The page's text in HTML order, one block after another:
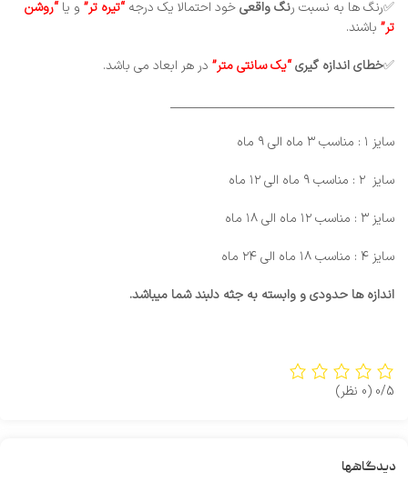
✅رنگ ها به نسبت رنگ واقعیخود احتمالا یک درجه“تیره تر” و یا“روشن
تر” باشند.
✅خطایاندازه گیری“یک سانتی متر” در هر ابعاد می باشد.
_________________________________________
سایز ۱ : مناسب ۳ ماه الی ۹ ماه
سایز ۲ : مناسب ۹ ماه الی ۱۲ ماه
سایز ۳ : مناسب ۱۲ ماه الی ۱۸ ماه
سایز ۴ : مناسب ۱۸ ماه الی ۲۴ ماه
اندازه ها حدودی و وابسته به جثه دلبند شما میباشد.
0/5 (0 نظر)
دیدگاهها